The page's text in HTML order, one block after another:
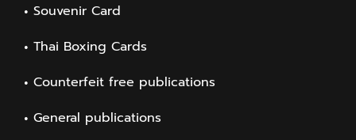
Souvenir Card
Thai Boxing Cards
Counterfeit free publications
General publications